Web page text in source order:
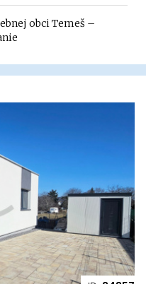
obci Temeš –